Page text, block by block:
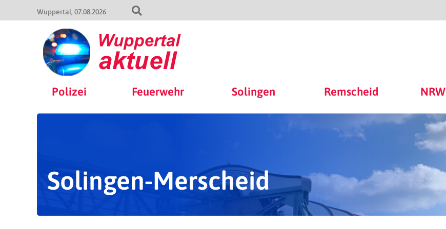
Wuppertal 07.08.2026
Polizei Feuerwehr Solingen Remscheid NRW
Solingen-Merscheid